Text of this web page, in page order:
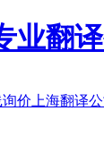
业翻
价 上海翻译